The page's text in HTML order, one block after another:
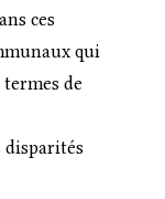
ces
qui
de
disparités